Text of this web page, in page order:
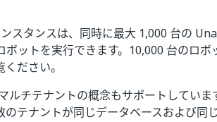
スタンスは、同時に最大 1,000 台の
ットを実行できます。10,000 台のロ
ださい。
ルチテナントの概念もサポートしていま
テナントが同じデータベースおよび同